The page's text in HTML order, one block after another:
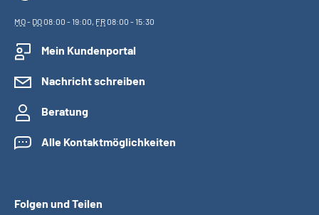
MO- DO08:00 - 19:00, FR08:00 - 15:30
Mein Kundenportal
Nachricht schreiben
Beratung
Alle Kontaktmöglichkeiten
Folgen und Teilen